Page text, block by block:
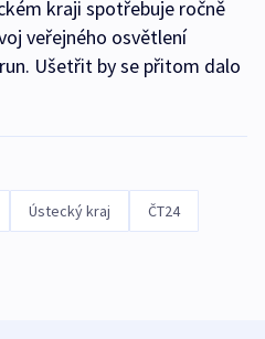
kraji spotřebuje ročně
veřejného osvětlení
Ušetřit by se přitom dalo
Ústecký kraj ČT24